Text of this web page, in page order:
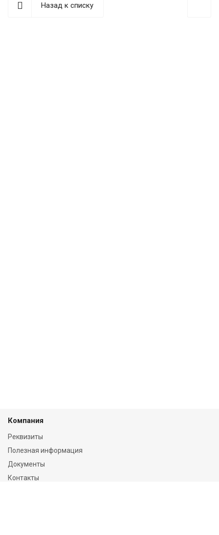
Назад к списку
Компания
Реквизиты
Полезная информация
Документы
Контакты